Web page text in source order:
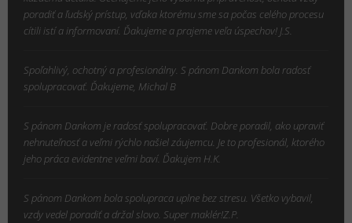
poradiť a ľudský prístup, vďaka ktorému sme sa počas celého procesu
cítili istí a informovaní. Ďakujeme a prajeme veľa úspechov! J.S.
Spoľahlivý, ochotný a profesionálny. S pánom Dankom bola radosť
spolupracovať. Ďakujeme, Michal B
S pánom Dankom je radosť spolupracovať. Dobre poradil, ako upraviť
nehnuteľnosť a veľmi rýchlo našiel záujemcu. Je to profesionál, ktorého
jeho práca evidentne veľmi baví. Ďakujem H.K.
S pánom Dankom bola spolupraca uplne bez stresu. Všetko vybavil,
vzdy vedel poradiť a držal slovo. Super maklér!Z.P.